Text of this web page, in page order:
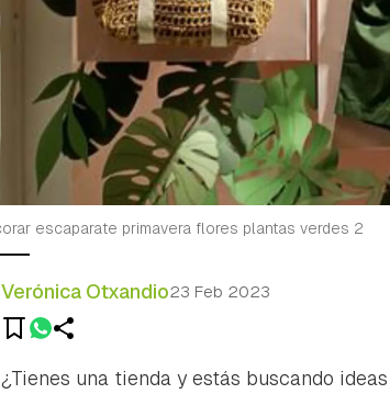
escaparate primavera flores plantas verdes 2
Verónica Otxandio23 Feb 2023
¿Tienes una tienda y estás buscando